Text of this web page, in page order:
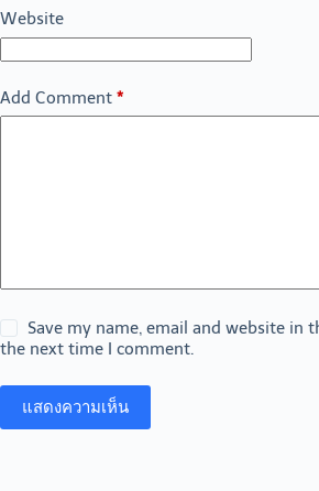
Website
Add Comment *
Save my name, email and website in
the next time I comment.
แสดงความเห็น